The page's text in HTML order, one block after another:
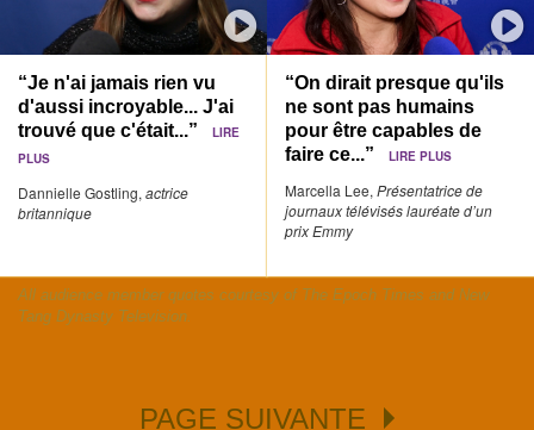
“Je n'ai jamais rien vu
d'aussi incroyable... J'ai
trouvé que c'était...”
LIRE
PLUS
Dannielle Gostling, actrice
britannique
“On dirait presque qu'ils
ne sont pas humains
pour être capables de
faire ce...”LIRE PLUS
Marcella Lee,Présentatrice de
journaux télévisés lauréate d’un
prix Emmy
All audience member quotes courtesy of The Epoch Times and New
Tang Dynasty Television.
PAGE SUIVANTE